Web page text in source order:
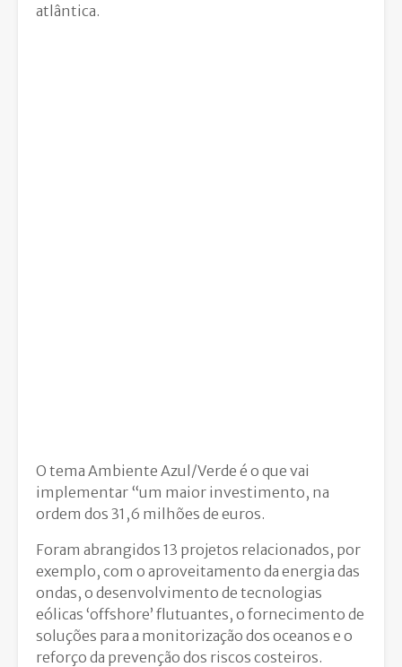
atlântica.
O tema Ambiente Azul/Verde é o que vai
implementar “um maior investimento, na
ordem dos 31,6 milhões de euros.
Foram abrangidos 13 projetos relacionados, por
exemplo, com o aproveitamento da energia das
ondas, o desenvolvimento de tecnologias
eólicas ‘offshore’ flutuantes, o fornecimento de
soluções para a monitorização dos oceanos e o
reforço da prevenção dos riscos costeiros.